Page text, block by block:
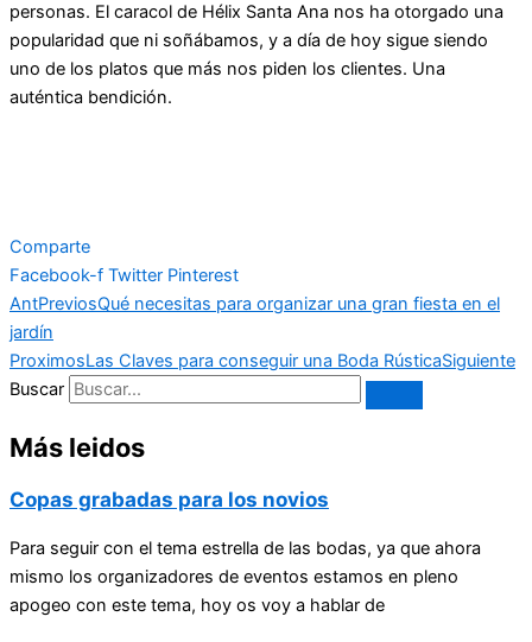
personas. El caracol de Hélix Santa Ana nos ha otorgado una
popularidad que ni soñábamos, y a día de hoy sigue siendo
uno de los platos que más nos piden los clientes. Una
auténtica bendición.
Comparte
Facebook-f Twitter Pinterest
AntPreviosQué necesitas para organizar una gran fiesta en el
jardín
ProximosLas Claves para conseguir una Boda RústicaSiguiente
Buscar
Más leidos
Copas grabadas para los novios
Para seguir con el tema estrella de las bodas, ya que ahora
mismo los organizadores de eventos estamos en pleno
apogeo con este tema, hoy os voy a hablar de